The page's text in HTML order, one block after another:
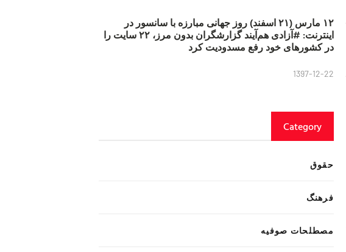
۱۲ مارس (۲۱ اسفند) روز جهانی مبارزه با سانسور در
اینترنت: #آزادی هم‌آیند گزارشگران‌ بدون مرز، ۲۲ سایت را
در کشورهای خود رفع مسدودیت کرد
1397-12-22
Category
حقوق
فرهنگ
مصطلحات صوفیه